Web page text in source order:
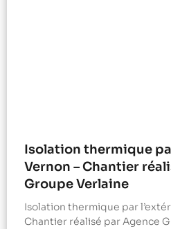
Isolation thermique
Vernon – Chantier
Groupe Verlaine
Isolation thermique par
Chantier réalisé par Agence